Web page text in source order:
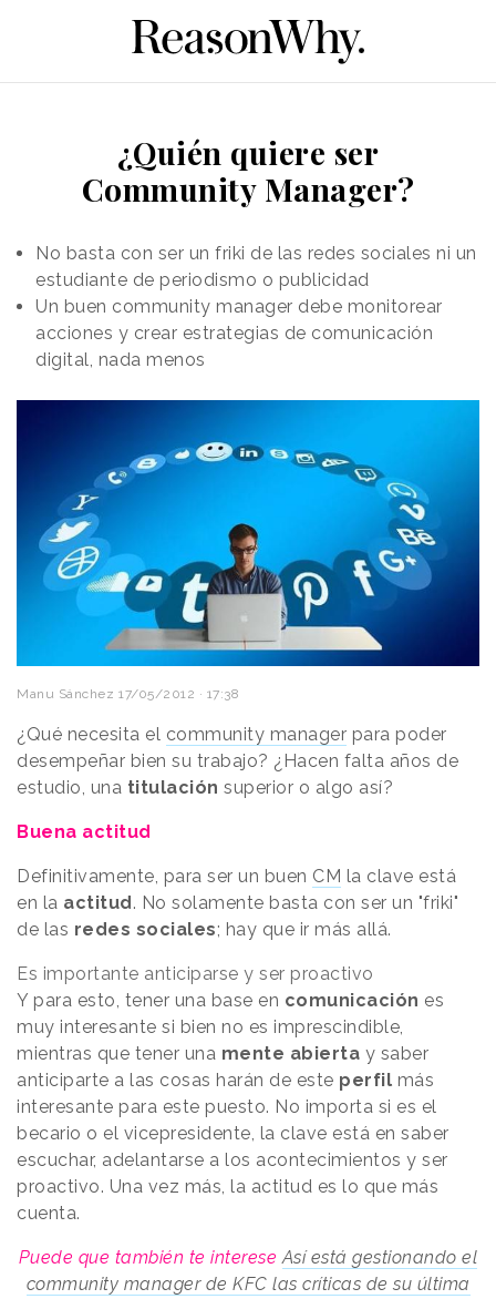
¿Quién quiere ser
Community Manager?
No basta con ser un friki de las redes sociales ni un
estudiante de periodismo o publicidad
Un buen community manager debe monitorear
acciones y crear estrategias de comunicación
digital, nada menos
Manu Sánchez 17/05/2012 · 17:38
¿Qué necesita el community manager para poder
desempeñar bien su trabajo? ¿Hacen falta años de
estudio, una titulación superior o algo así?
Buena actitud
Definitivamente, para ser un buen CM la clave está
en la actitud . No solamente basta con ser un "friki"
de las redes sociales; hay que ir más allá.
Es importante anticiparse y ser proactivo
Y para esto, tener una base en comunicación es
muy interesante si bien no es imprescindible,
mientras que tener una mente abierta y saber
anticiparte a las cosas harán de este perfil más
interesante para este puesto. No importa si es el
becario o el vicepresidente, la clave está en saber
escuchar, adelantarse a los acontecimientos y ser
proactivo. Una vez más, la actitud es lo que más
cuenta.
Puede que también te interese Así está gestionando el
community manager de KFC las críticas de su última